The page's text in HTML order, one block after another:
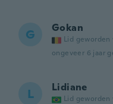
G Gokan
Lid geworden
ongeveer 6 jaar
L Lidiane
Lid geworden